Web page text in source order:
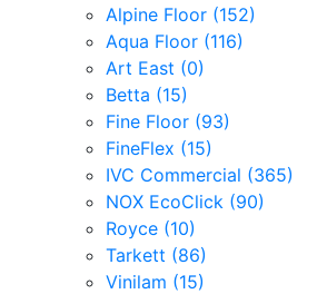
Alpine Floor (152)
Aqua Floor (116)
Art East (0)
Betta (15)
Fine Floor (93)
FineFlex (15)
IVC Commercial (365)
NOX EcoClick (90)
Royce (10)
Tarkett (86)
Vinilam (15)